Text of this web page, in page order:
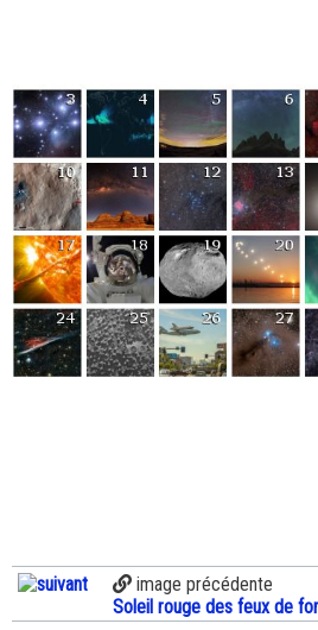
image précédente
Soleil rouge des feux de